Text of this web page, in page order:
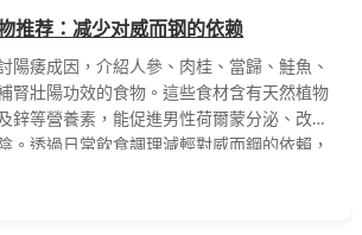
推荐：减少对威而钢的依赖
陽痿成因，介紹人參、肉桂、當歸、鮭魚、
腎壯陽功效的食物。這些食材含有天然植物
鋅等營養素，能促進男性荷爾蒙分泌、改善
。透過日常飲食調理減輕對威而鋼的依賴，
式。